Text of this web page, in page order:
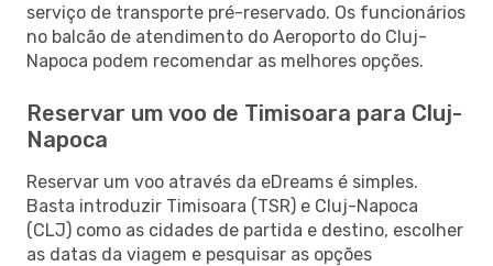
serviço de transporte pré-reservado. Os funcionários
no balcão de atendimento do Aeroporto do Cluj-
Napoca podem recomendar as melhores opções.
Reservar um voo de Timisoara para Cluj-
Napoca
Reservar um voo através da eDreams é simples.
Basta introduzir Timisoara (TSR) e Cluj-Napoca
(CLJ) como as cidades de partida e destino, escolher
as datas da viagem e pesquisar as opções